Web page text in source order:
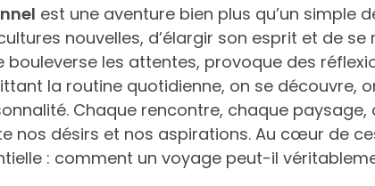
est une aventure bien plus qu’un simple
nouvelles, d’élargir son esprit et de
bouleverse les attentes, provoque des
la routine quotidienne, on se découvre,
Chaque rencontre, chaque paysage,
nos désirs et nos aspirations. Au cœur de
: comment un voyage peut-il